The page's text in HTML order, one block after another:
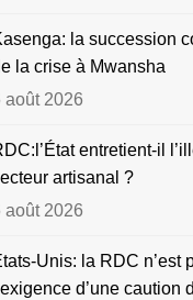
la succession
la crise à Mwansha
août 2026
entretient-il
artisanal ?
août 2026
Unis: la RDC n’est
d’une caution